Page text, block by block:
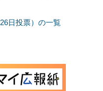
日投票）の一覧